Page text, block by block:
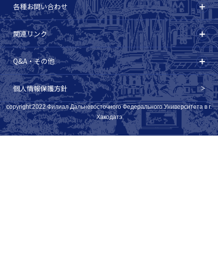
各種お問い合わせ
関連リンク
Q&A・その他
個人情報保護方針
copyright:2022 Филиал Дальневосточного Федерального Университета в г.
Хакодатэ